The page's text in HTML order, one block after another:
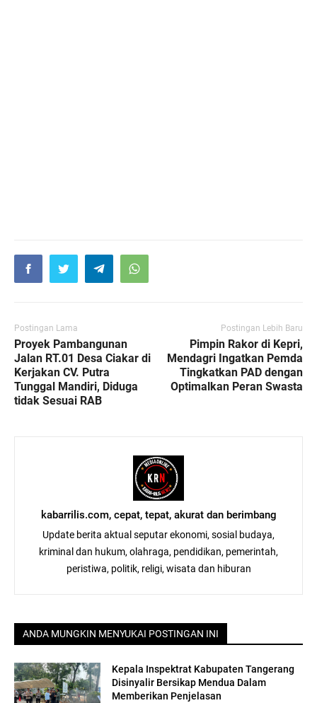
Postingan Lama
Proyek Pambangunan
Jalan RT.01 Desa Ciakar di
Kerjakan CV. Putra
Tunggal Mandiri, Diduga
tidak Sesuai RAB
Postingan Lebih Baru
Pimpin Rakor di Kepri,
Mendagri Ingatkan Pemda
Tingkatkan PAD dengan
Optimalkan Peran Swasta
kabarrilis.com, cepat, tepat, akurat dan berimbang
Update berita aktual seputar ekonomi, sosial budaya,
kriminal dan hukum, olahraga, pendidikan, pemerintah,
peristiwa, politik, religi, wisata dan hiburan
ANDA MUNGKIN MENYUKAI POSTINGAN INI
Kepala Inspektrat Kabupaten Tangerang
Disinyalir Bersikap Mendua Dalam
Memberikan Penjelasan